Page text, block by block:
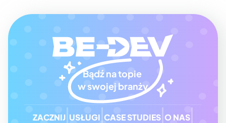
Bądź na topie
w swojej branży
ZACZNIJ USŁUGI CASE STUDIES O NAS